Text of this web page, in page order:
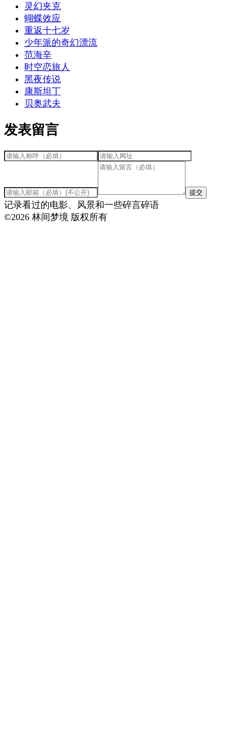
灵幻夹克
蝴蝶效应
重返十七岁
少年派的奇幻漂流
范海辛
时空恋旅人
黑夜传说
康斯坦丁
贝奥武夫
发表留言
提交
记录看过的电影、风景和一些碎言碎语
©2026 林间梦境 版权所有